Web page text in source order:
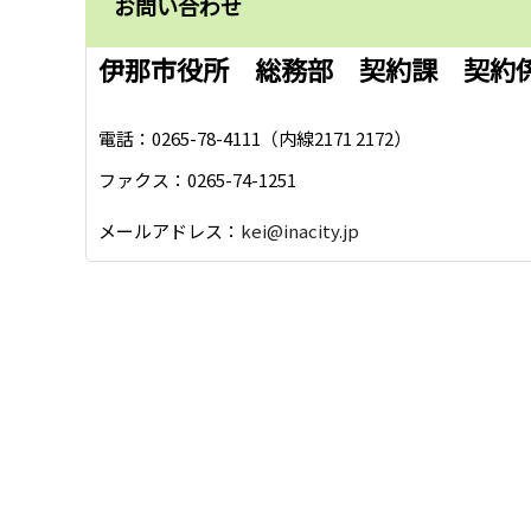
伊那市役所 総務部 契約課 契約
電話：0265-78-4111（内線2171 2172）
ファクス：0265-74-1251
メールアドレス： kei@inacity.jp